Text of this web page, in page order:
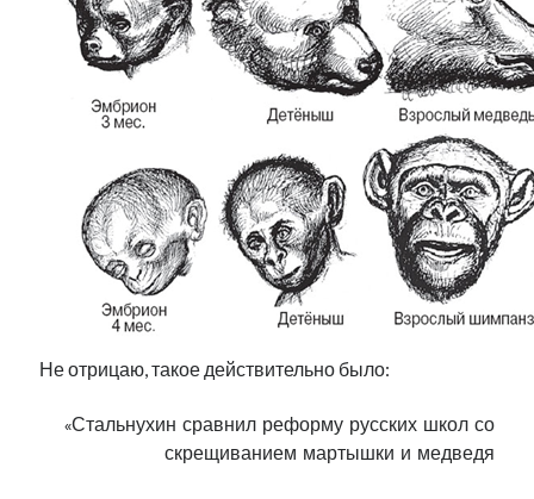
Нарва и северо-восток
Обзор прессы
Образование
Парламент и правительство
Фотографии
Эстония и Россия
radio narva takinada андрус ансип
ансиппиада безработица видео война
в поисках здравого смысла выборы высказывание
Не отрицаю, такое действительно было:
«Стальнухин сравнил реформу русских школ со
скрещиванием мартышки и медведя